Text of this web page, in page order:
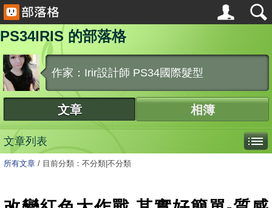
PS34IRIS 的部落格
作家：Irir設計師 PS34國際髮型
文章 相簿
文章列表
所有文章 / 目前分類：不分類|不分類